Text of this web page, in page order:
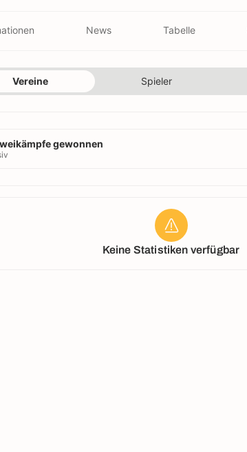
News Tabelle
Vereine Spieler
gewonnen
Keine Statistiken verfügbar